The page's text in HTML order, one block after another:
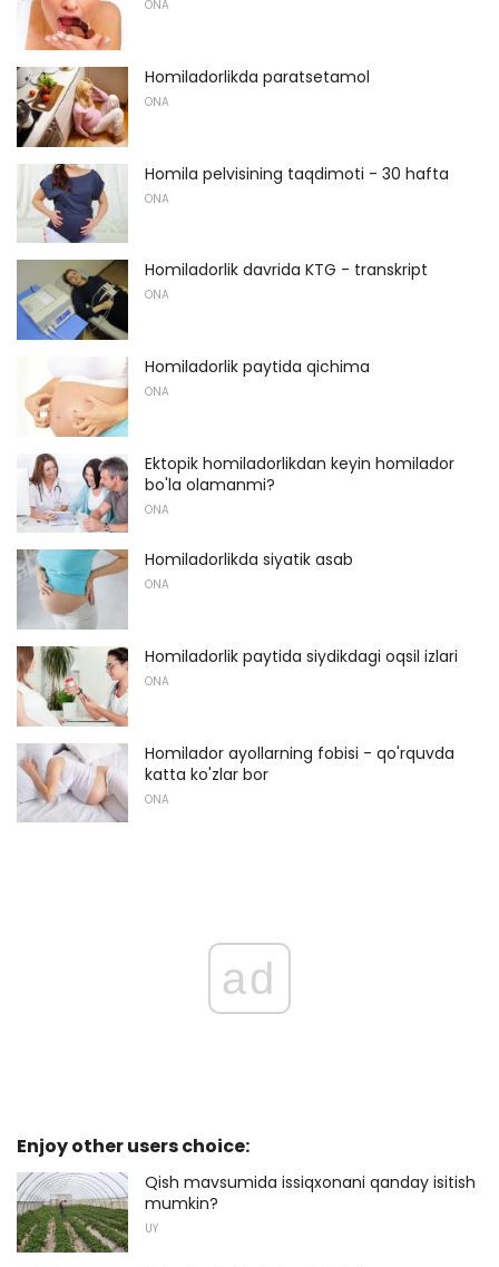
ONA
Homiladorlikda paratsetamol
ONA
Homila pelvisining taqdimoti - 30 hafta
ONA
Homiladorlik davrida KTG - transkript
ONA
Homiladorlik paytida qichima
ONA
Ektopik homiladorlikdan keyin homilador
bo'la olamanmi?
ONA
Homiladorlikda siyatik asab
ONA
Homiladorlik paytida siydikdagi oqsil izlari
ONA
Homilador ayollarning fobisi - qo'rquvda
katta ko'zlar bor
ONA
ad
Enjoy other users choice:
Qish mavsumida issiqxonani qanday isitish
mumkin?
UY